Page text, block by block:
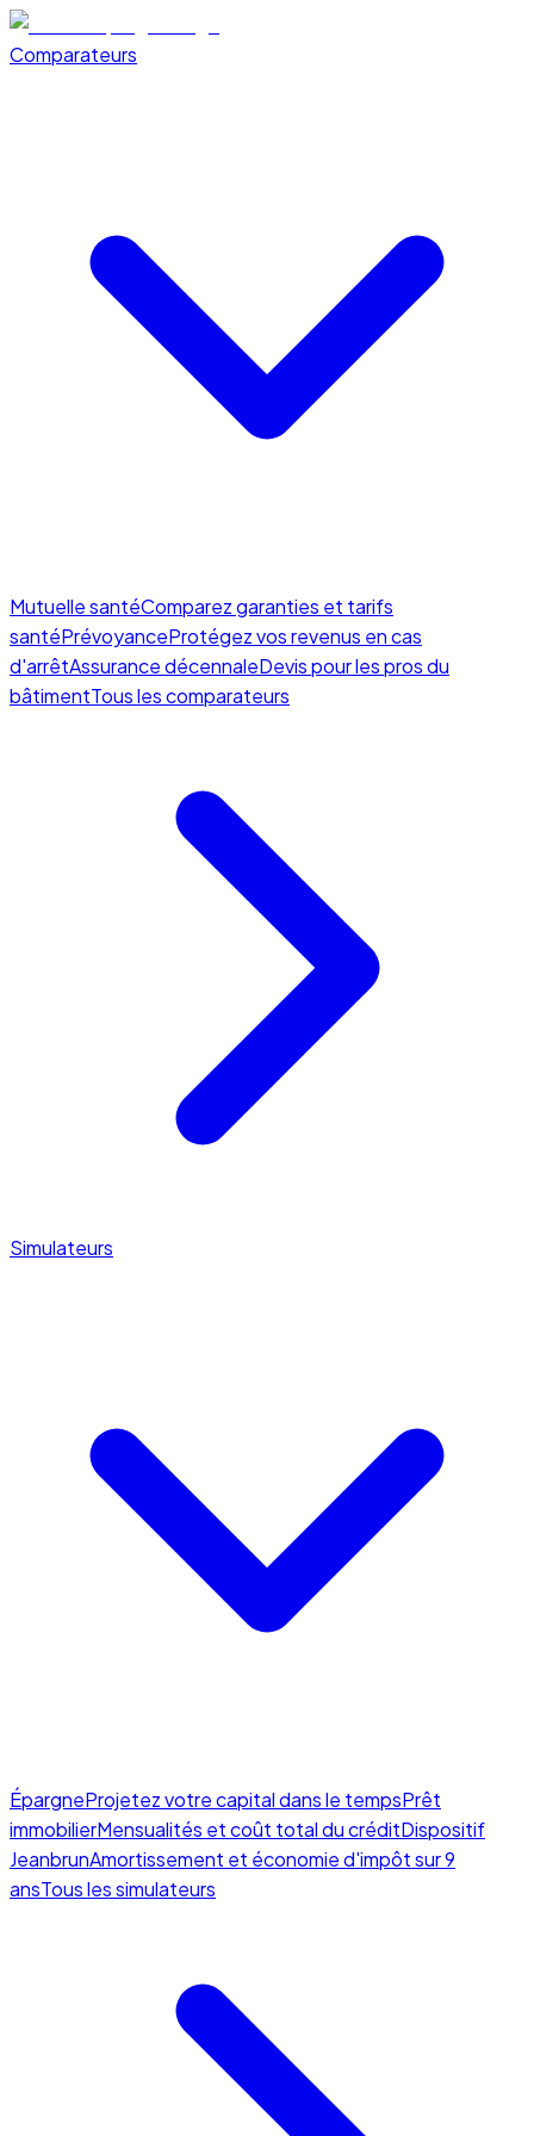
Comparateurs
Mutuelle santéComparez garanties et tarifs
santéPrévoyanceProtégez vos revenus en cas
d'arrêtAssurance décennaleDevis pour les pros du
bâtimentTous les comparateurs
Simulateurs
ÉpargneProjetez votre capital dans le tempsPrêt
immobilierMensualités et coût total du créditDispositif
JeanbrunAmortissement et économie d'impôt sur 9
ansTous les simulateurs